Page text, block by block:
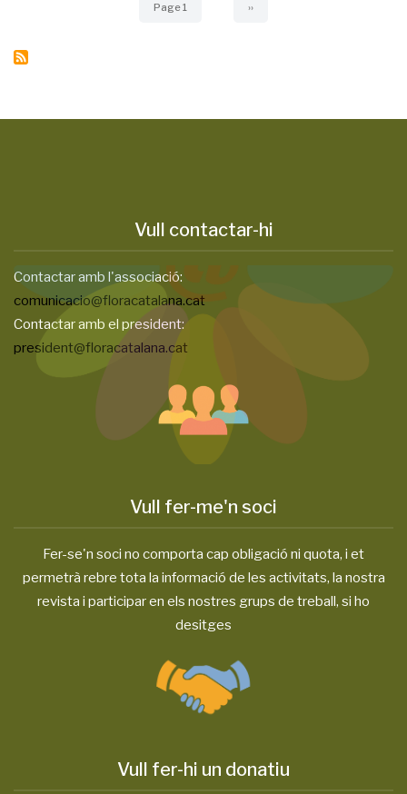
Page 1 Next
››
Vull contactar-hi
Contactar amb l'associació:
comunicacio@floracatalana.cat
Contactar amb el president:
president@floracatalana.cat
Vull fer-me'n soci
Fer-se'n soci no comporta cap obligació ni quota, i et
permetrà rebre tota la informació de les activitats, la nostra
revista i participar en els nostres grups de treball, si ho
desitges
Vull fer-hi un donatiu